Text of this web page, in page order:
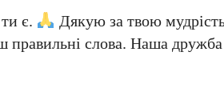
є.
Дякую за твою
правильні слова. Наша